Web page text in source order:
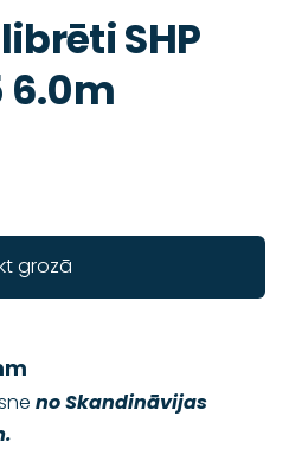
SHP
6.0m
grozā
no Skandināvijas